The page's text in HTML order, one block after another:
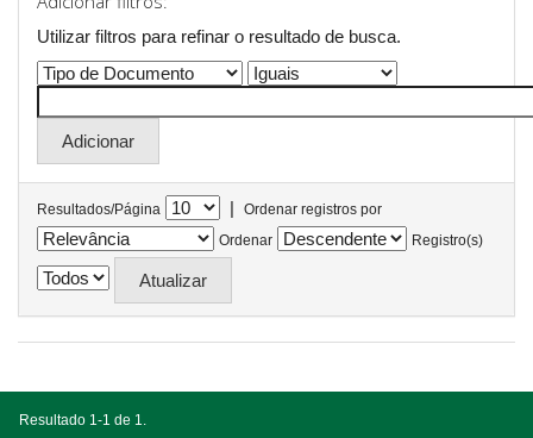
Utilizar filtros para refinar o resultado de busca.
Resultados/Página |
Ordenar registros por
Ordenar
Registro(s)
Resultado 1-1 de 1.